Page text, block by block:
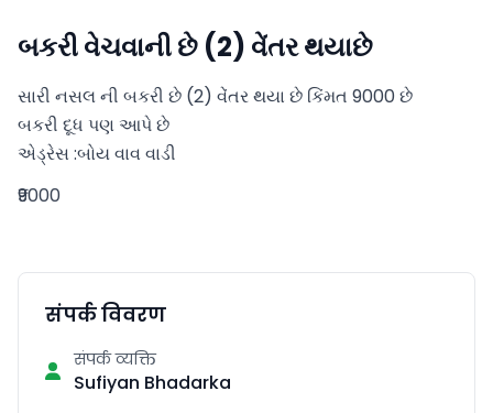
બકરી વેચવાની છે (2) વેંતર થયાછે
સારી નસલ ની બકરી છે (2) વેંતર થયા છે કિંમત 9000 છે
બકરી દૂધ પણ આપે છે
એડ્રેસ :બોય વાવ વાડી
₹9000
संपर्क विवरण
संपर्क व्यक्ति
Sufiyan Bhadarka